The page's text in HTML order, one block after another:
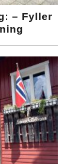
– Fyller